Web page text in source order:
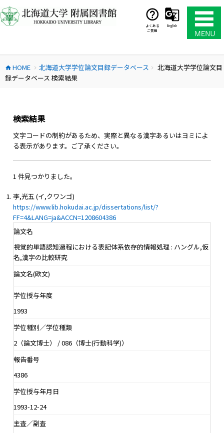
ン
テ
ス
キ
よくある
ご質問
English
home HOME chevron_right 北海道大学学位論文目録データベース chevron_right
北海道大学学位論文目
録データベース 検索結果
検索結果
文字コードの制約があるため、実際と異なる漢字あるいはヨミによ
る表示があります。ご了承ください。
1 件見つかりました。
李,光五 (イ,クワンゴ)
https://www.lib.hokudai.ac.jp/dissertations/list/?
FF=4&LANG=ja&ACCN=1208604386
論文名
視覚的単語認知過程における表記体系依存的情報処理 : ハングル,仮
名,漢字の比較研究
論文名(欧文)
学位授与年度
1993
学位種別／学位種類
2（論文博士） / 086（博士(行動科学)）
報告番号
4386
学位授与年月日
1993-12-24
主査／副査